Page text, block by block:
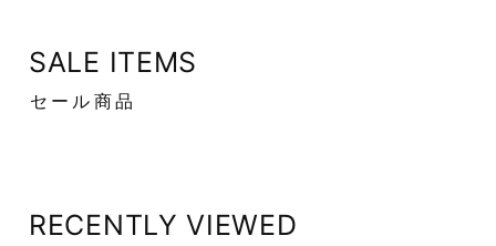
SALE ITEMS
セール商品
RECENTLY VIEWED